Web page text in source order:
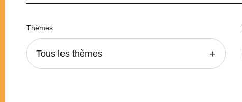
Thèmes
Tous les thèmes